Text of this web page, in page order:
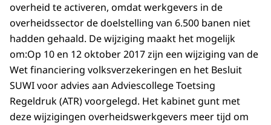
overheid te activeren, omdat werkgevers in de
overheidssector de doelstelling van 6.500 banen niet
hadden gehaald. De wijziging maakt het mogelijk
om:Op 10 en 12 oktober 2017 zijn een wijziging van de
Wet financiering volksverzekeringen en het Besluit
SUWI voor advies aan Adviescollege Toetsing
Regeldruk (ATR) voorgelegd. Het kabinet gunt met
deze wijzigingen overheidswerkgevers meer tijd om